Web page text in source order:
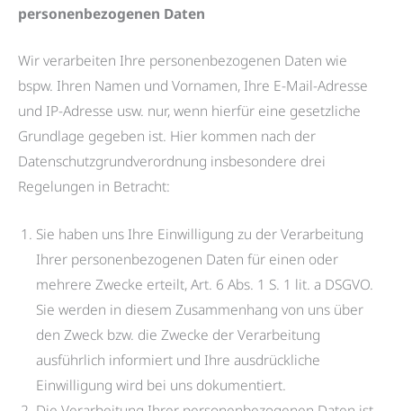
personenbezogenen Daten
Wir verarbeiten Ihre personenbezogenen Daten wie
bspw. Ihren Namen und Vornamen, Ihre E-Mail-Adresse
und IP-Adresse usw. nur, wenn hierfür eine gesetzliche
Grundlage gegeben ist. Hier kommen nach der
Datenschutzgrundverordnung insbesondere drei
Regelungen in Betracht:
Sie haben uns Ihre Einwilligung zu der Verarbeitung
Ihrer personenbezogenen Daten für einen oder
mehrere Zwecke erteilt, Art. 6 Abs. 1 S. 1 lit. a DSGVO.
Sie werden in diesem Zusammenhang von uns über
den Zweck bzw. die Zwecke der Verarbeitung
ausführlich informiert und Ihre ausdrückliche
Einwilligung wird bei uns dokumentiert.